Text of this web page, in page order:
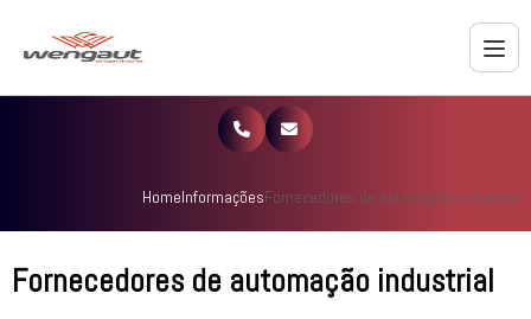
HomeInformaçõesFornecedores de automação industrial
Fornecedores de automação industrial